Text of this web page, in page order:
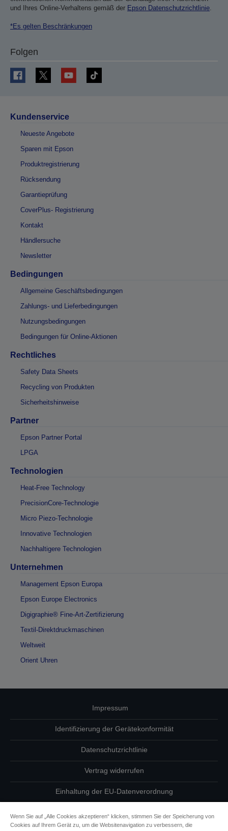
und Ihres Online-Verhaltens gemäß der Epson Datenschutzrichtlinie.
*Es gelten Beschränkungen
Folgen
Kundenservice
Neueste Angebote
Sparen mit Epson
Produktregistrierung
Rücksendung
Garantieprüfung
CoverPlus- Registrierung
Kontakt
Händlersuche
Newsletter
Bedingungen
Allgemeine Geschäftsbedingungen
Zahlungs- und Lieferbedingungen
Nutzungsbedingungen
Bedingungen für Online-Aktionen
Rechtliches
Safety Data Sheets
Recycling von Produkten
Sicherheitshinweise
Partner
Epson Partner Portal
LPGA
Technologien
Heat-Free Technology
PrecisionCore-Technologie
Micro Piezo-Technologie
Innovative Technologien
Nachhaltigere Technologien
Unternehmen
Management Epson Europa
Epson Europe Electronics
Digigraphie® Fine-Art-Zertifizierung
Textil-Direktdruckmaschinen
Weltweit
Orient Uhren
Impressum
Identifizierung der Gerätekonformität
Datenschutzrichtlinie
Vertrag widerrufen
Einhaltung der EU-Datenverordnung
Wenn Sie auf „Alle Cookies akzeptieren“ klicken, stimmen Sie der Speicherung von
Cookies auf Ihrem Gerät zu, um die Websitenavigation zu verbessern, die